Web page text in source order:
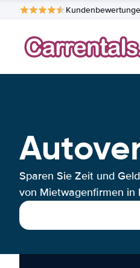
Sparen Sie Zeit und
von Mietwagenfirmen in